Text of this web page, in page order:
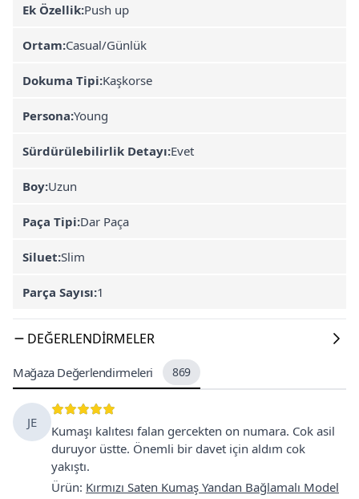
Ek Özellik:Push up
Ortam:Casual/Günlük
Dokuma Tipi:Kaşkorse
Persona:Young
Sürdürülebilirlik Detayı:Evet
Boy:Uzun
Paça Tipi:Dar Paça
Siluet:Slim
Parça Sayısı:1
DEĞERLENDIRMELER
Mağaza Değerlendirmeleri 869
JE
Kumaşı kalıtesı falan gercekten on numara. Cok asil
duruyor üstte. Önemli bir davet için aldım cok
yakıştı.
Ürün: Kırmızı Saten Kumaş Yandan Bağlamalı Model